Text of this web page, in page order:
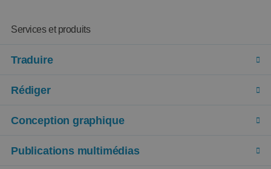
Services et produits
Traduire
Rédiger
Conception graphique
Publications multimédias